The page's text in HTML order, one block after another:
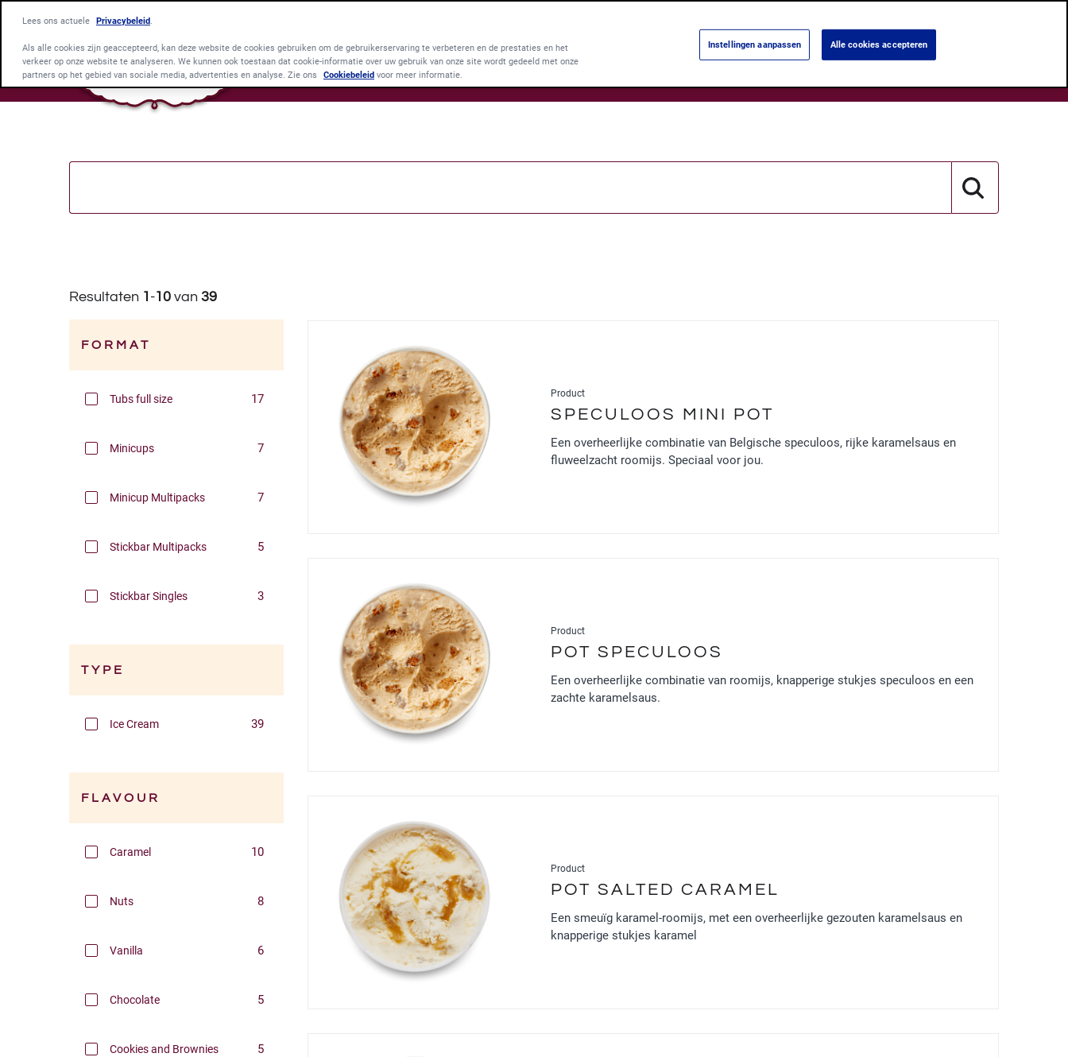
Resultaten 1 -10 van 39
FORMAT
Tubs full size 17
Minicups 7
Minicup Multipacks 7
Stickbar Multipacks 5
Stickbar Singles 3
TYPE
Ice Cream 39
FLAVOUR
Caramel 10
Nuts 8
Vanilla 6
Chocolate 5
Cookies and Brownies 5
Product
SPECULOOS MINI POT
Een overheerlijke combinatie van Belgische speculoos, rijke karamelsaus en
fluweelzacht roomijs. Speciaal voor jou.
Product
POT SPECULOOS
Een overheerlijke combinatie van roomijs, knapperige stukjes speculoos en een
zachte karamelsaus.
Product
POT SALTED CARAMEL
Een smeuïg karamel-roomijs, met een overheerlijke gezouten karamelsaus en
knapperige stukjes karamel
Lees ons actuele Privacybeleid
Als alle cookies zijn geaccepteerd, kan deze website de cookies gebruiken om de gebruikerservaring te verbeteren en de prestaties en het
verkeer op onze website te analyseren. We kunnen ook toestaan dat cookie-informatie over uw gebruik van onze site wordt gedeeld met onze
partners op het gebied van sociale media, advertenties en analyse. Zie ons
Cookiebeleid voor meer informatie.
Instellingen aanpassen Alle cookies accepteren